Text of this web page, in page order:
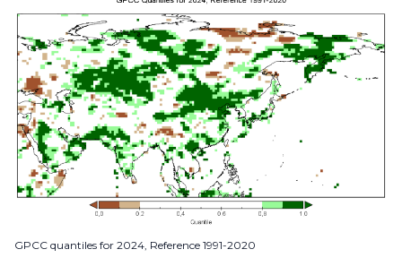
GPCC quantiles for 2024, Reference 1991-2020